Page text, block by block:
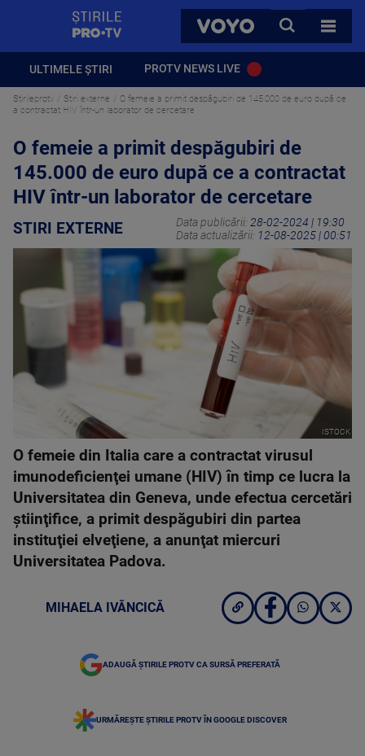
VOYO
CAUTA
TOATE
ULTIMELE ȘTIRI PROTV NEWS LIVE
Stirileprotv Stiri externe
O femeie a primit despăgubiri de 145.000 de euro după ce
a contractat HIV într-un laborator de cercetare
O femeie a primit despăgubiri de
145.000 de euro după ce a contractat
HIV într-un laborator de cercetare
STIRI EXTERNE Data publicării: 28-02-2024 | 19:30
Data actualizării: 12-08-2025 | 00:51
ISTOCK
O femeie din Italia care a contractat virusul
imunodeficienţei umane (HIV) în timp ce lucra la
Universitatea din Geneva, unde efectua cercetări
ştiinţifice, a primit despăgubiri din partea
instituţiei elveţiene, a anunţat miercuri
Universitatea Padova.
MIHAELA IVĂNCICĂ
ADAUGĂ ȘTIRILE PROTV CA SURSĂ PREFERATĂ
URMĂREȘTE ȘTIRILE PROTV ÎN GOOGLE DISCOVER